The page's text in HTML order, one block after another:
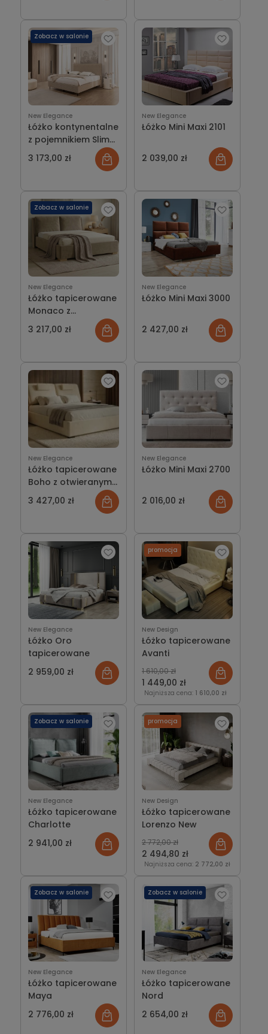
New Elegance
Łóżko kontynentalne
z pojemnikiem Slim
wezgłowie L z
lamówką New
3 173,00 zł
Zobacz w salonie
New Elegance
Łóżko Mini Maxi 2101
2 039,00 zł
New Elegance
Łóżko tapicerowane
Monaco z
pojemnikiem lub bez
3 217,00 zł
Zobacz w salonie
New Elegance
Łóżko Mini Maxi 3000
2 427,00 zł
New Elegance
Łóżko tapicerowane
Boho z otwieranym
wezgłowiem
3 427,00 zł
New Elegance
Łóżko Mini Maxi 2700
2 016,00 zł
New Elegance
Łóżko Oro
tapicerowane
2 959,00 zł
New Design
Łóżko tapicerowane
Avanti
1 449,00 zł
1 610,00 zł
Najniższa cena: 1 610,00 zł
promocja
New Elegance
Łóżko tapicerowane
Charlotte
2 941,00 zł
Zobacz w salonie
New Design
Łóżko tapicerowane
Lorenzo New
2 494,80 zł
2 772,00 zł
Najniższa cena: 2 772,00 zł
promocja
New Elegance
Łóżko tapicerowane
Maya
2 776,00 zł
Zobacz w salonie
New Elegance
Łóżko tapicerowane
Nord
2 654,00 zł
Zobacz w salonie